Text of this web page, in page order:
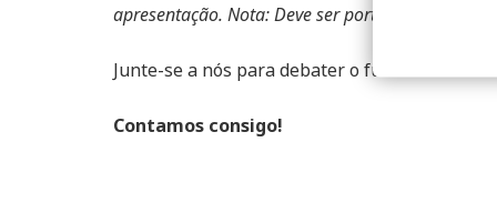
apresentação. Nota: Deve ser portador de um
Junte-se a nós para debater o futuro da
Contamos consigo!